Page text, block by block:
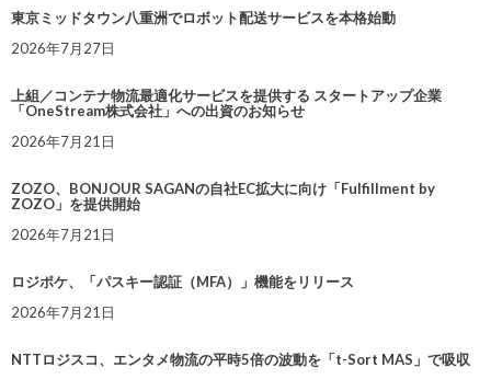
東京ミッドタウン八重洲でロボット配送サービスを本格始動
2026年7月27日
上組／コンテナ物流最適化サービスを提供する スタートアップ企業
「OneStream株式会社」への出資のお知らせ
2026年7月21日
ZOZO、BONJOUR SAGANの自社EC拡大に向け「Fulfillment by
ZOZO」を提供開始
2026年7月21日
ロジポケ、「パスキー認証（MFA）」機能をリリース
2026年7月21日
NTTロジスコ、エンタメ物流の平時5倍の波動を「t-Sort MAS」で吸収